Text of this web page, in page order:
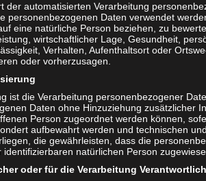
waren unterstützende Hilfe beim
und Anträgen, u.a. für das Arbeitsamt,
SWM.
mit den Bürgerinnen und Bürger vor allem
unseres Stadtteils auf Grundlage
bis 2020 für Neu-Olvenstedt, der
„Parkweg“, „Düppler Mühle“
geführt.
fand traditionsgemäß dienstags ab 18:00
aktuelle Themen und Anliegen der
der automatisierten Verarbeitung
personenbezogenen Daten verwendet
eine natürliche Person beziehen, zu
wirtschaftlicher Lage, Gesundheit,
Verhalten, Aufenthaltsort oder
oder vorherzusagen.
ist die Verarbeitung personenbezogener
Daten ohne Hinzuziehung zusätzlicher
Person zugeordnet werden können,
aufbewahrt werden und technischen
die gewährleisten, dass die
identifizierbaren natürlichen Person
oder für die Verarbeitung